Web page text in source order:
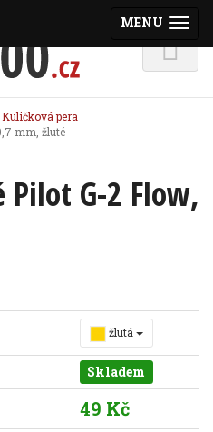
Kuličková pera
mm, žluté
Pilot G-2 Flow,
žlutá
Skladem
49 Kč
MENU